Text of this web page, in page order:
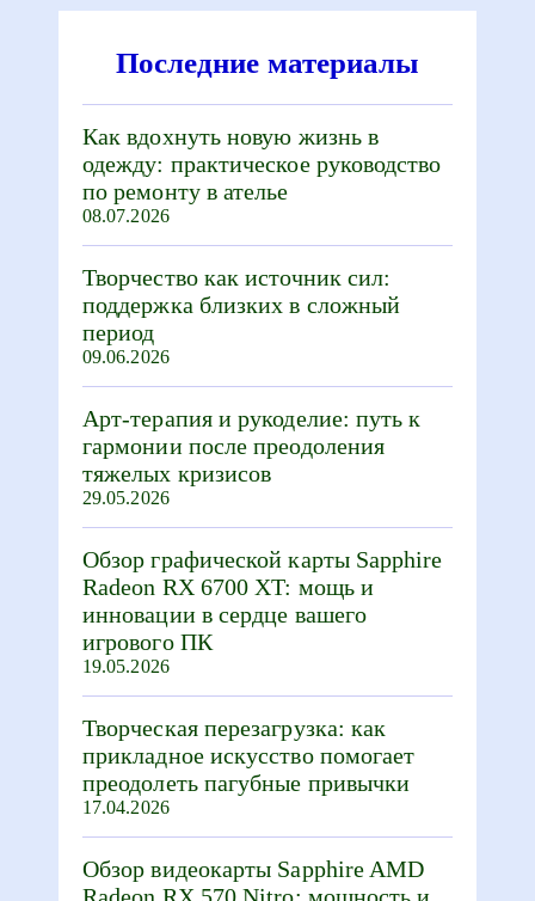
Последние материалы
Как вдохнуть новую жизнь в
одежду: практическое руководство
по ремонту в ателье
08.07.2026
Творчество как источник сил:
поддержка близких в сложный
период
09.06.2026
Арт-терапия и рукоделие: путь к
гармонии после преодоления
тяжелых кризисов
29.05.2026
Обзор графической карты Sapphire
Radeon RX 6700 XT: мощь и
инновации в сердце вашего
игрового ПК
19.05.2026
Творческая перезагрузка: как
прикладное искусство помогает
преодолеть пагубные привычки
17.04.2026
Обзор видеокарты Sapphire AMD